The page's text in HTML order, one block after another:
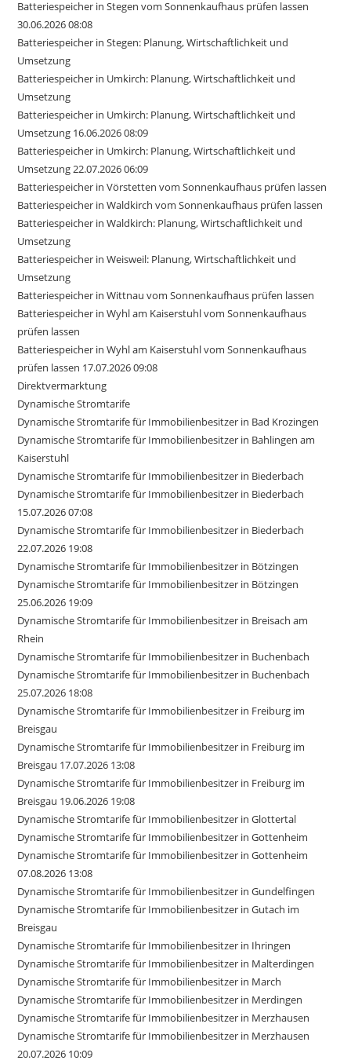
Batteriespeicher in Stegen vom Sonnenkaufhaus prüfen lassen
30.06.2026 08:08
Batteriespeicher in Stegen: Planung, Wirtschaftlichkeit und
Umsetzung
Batteriespeicher in Umkirch: Planung, Wirtschaftlichkeit und
Umsetzung
Batteriespeicher in Umkirch: Planung, Wirtschaftlichkeit und
Umsetzung 16.06.2026 08:09
Batteriespeicher in Umkirch: Planung, Wirtschaftlichkeit und
Umsetzung 22.07.2026 06:09
Batteriespeicher in Vörstetten vom Sonnenkaufhaus prüfen lassen
Batteriespeicher in Waldkirch vom Sonnenkaufhaus prüfen lassen
Batteriespeicher in Waldkirch: Planung, Wirtschaftlichkeit und
Umsetzung
Batteriespeicher in Weisweil: Planung, Wirtschaftlichkeit und
Umsetzung
Batteriespeicher in Wittnau vom Sonnenkaufhaus prüfen lassen
Batteriespeicher in Wyhl am Kaiserstuhl vom Sonnenkaufhaus
prüfen lassen
Batteriespeicher in Wyhl am Kaiserstuhl vom Sonnenkaufhaus
prüfen lassen 17.07.2026 09:08
Direktvermarktung
Dynamische Stromtarife
Dynamische Stromtarife für Immobilienbesitzer in Bad Krozingen
Dynamische Stromtarife für Immobilienbesitzer in Bahlingen am
Kaiserstuhl
Dynamische Stromtarife für Immobilienbesitzer in Biederbach
Dynamische Stromtarife für Immobilienbesitzer in Biederbach
15.07.2026 07:08
Dynamische Stromtarife für Immobilienbesitzer in Biederbach
22.07.2026 19:08
Dynamische Stromtarife für Immobilienbesitzer in Bötzingen
Dynamische Stromtarife für Immobilienbesitzer in Bötzingen
25.06.2026 19:09
Dynamische Stromtarife für Immobilienbesitzer in Breisach am
Rhein
Dynamische Stromtarife für Immobilienbesitzer in Buchenbach
Dynamische Stromtarife für Immobilienbesitzer in Buchenbach
25.07.2026 18:08
Dynamische Stromtarife für Immobilienbesitzer in Freiburg im
Breisgau
Dynamische Stromtarife für Immobilienbesitzer in Freiburg im
Breisgau 17.07.2026 13:08
Dynamische Stromtarife für Immobilienbesitzer in Freiburg im
Breisgau 19.06.2026 19:08
Dynamische Stromtarife für Immobilienbesitzer in Glottertal
Dynamische Stromtarife für Immobilienbesitzer in Gottenheim
Dynamische Stromtarife für Immobilienbesitzer in Gottenheim
07.08.2026 13:08
Dynamische Stromtarife für Immobilienbesitzer in Gundelfingen
Dynamische Stromtarife für Immobilienbesitzer in Gutach im
Breisgau
Dynamische Stromtarife für Immobilienbesitzer in Ihringen
Dynamische Stromtarife für Immobilienbesitzer in Malterdingen
Dynamische Stromtarife für Immobilienbesitzer in March
Dynamische Stromtarife für Immobilienbesitzer in Merdingen
Dynamische Stromtarife für Immobilienbesitzer in Merzhausen
Dynamische Stromtarife für Immobilienbesitzer in Merzhausen
20.07.2026 10:09